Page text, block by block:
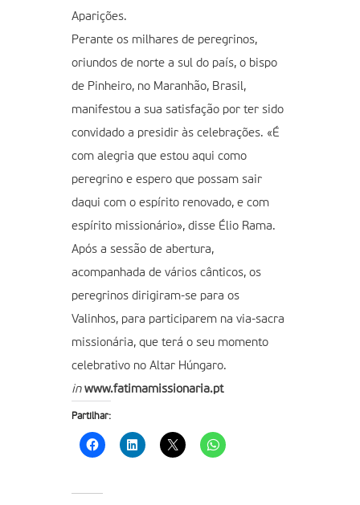
Aparições.
Perante os milhares de peregrinos,
oriundos de norte a sul do país, o bispo
de Pinheiro, no Maranhão, Brasil,
manifestou a sua satisfação por ter sido
convidado a presidir às celebrações. «É
com alegria que estou aqui como
peregrino e espero que possam sair
daqui com o espírito renovado, e com
espírito missionário», disse Élio Rama.
Após a sessão de abertura,
acompanhada de vários cânticos, os
peregrinos dirigiram-se para os
Valinhos, para participarem na via-sacra
missionária, que terá o seu momento
celebrativo no Altar Húngaro.
in www.fatimamissionaria.pt
Partilhar: